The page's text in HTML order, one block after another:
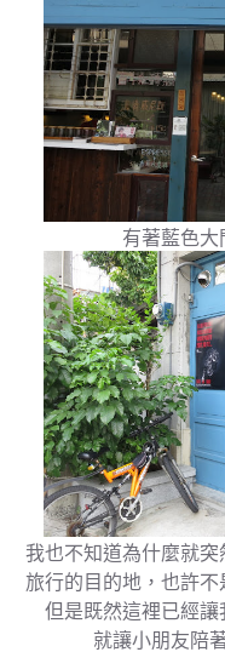
有著藍色大
我也不知道為什麼就突
旅行的目的地，也許不
但是既然這裡已經讓
就讓小朋友陪